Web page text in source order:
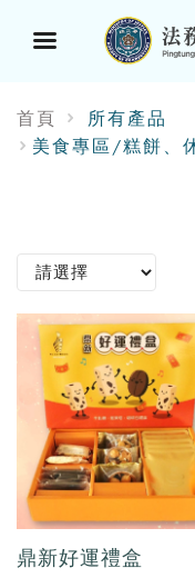
單
首頁
所有產品
美食專區/糕餅、
鼎新好運禮盒